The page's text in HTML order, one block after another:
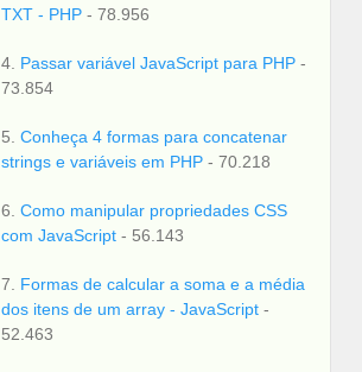
TXT - PHP - 78.956
4. Passar variável JavaScript para PHP -
73.854
5. Conheça 4 formas para concatenar
strings e variáveis em PHP - 70.218
6. Como manipular propriedades CSS
com JavaScript - 56.143
7. Formas de calcular a soma e a média
dos itens de um array - JavaScript -
52.463